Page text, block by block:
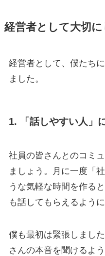
経営者として大切
経営者として、僕たち
ました。
1. 「話しやすい人」
社員の皆さんとのコミ
ましょう。月に一度「
うな気軽な時間を作る
も話してもらえるように
僕も最初は緊張しまし
さんの本音を聞けるよ